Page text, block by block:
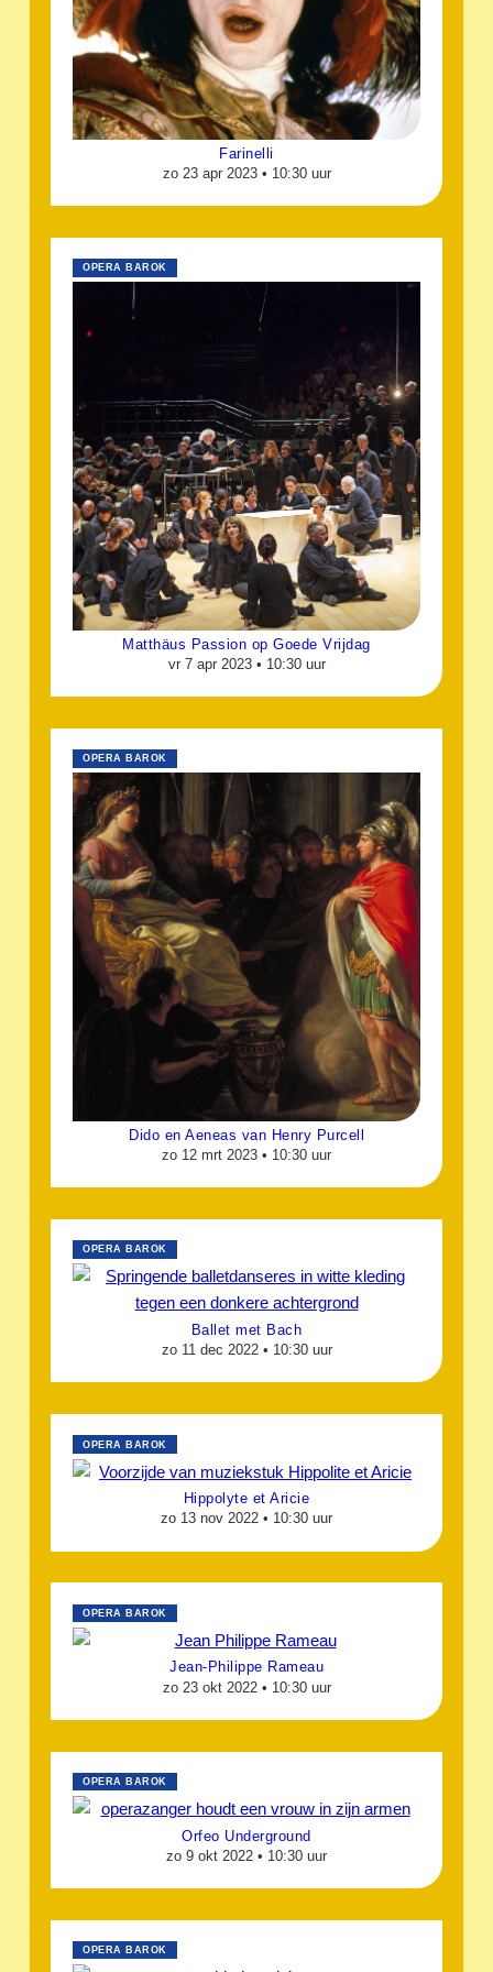
Farinelli
zo 23 apr 2023 • 10:30 uur
OPERA BAROK
Matthäus Passion op Goede Vrijdag
vr 7 apr 2023 • 10:30 uur
OPERA BAROK
Dido en Aeneas van Henry Purcell
zo 12 mrt 2023 • 10:30 uur
OPERA BAROK
Ballet met Bach
zo 11 dec 2022 • 10:30 uur
OPERA BAROK
Hippolyte et Aricie
zo 13 nov 2022 • 10:30 uur
OPERA BAROK
Jean-Philippe Rameau
zo 23 okt 2022 • 10:30 uur
OPERA BAROK
Orfeo Underground
zo 9 okt 2022 • 10:30 uur
OPERA BAROK